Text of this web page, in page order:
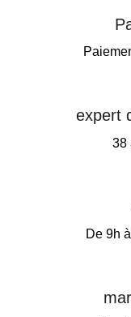
expert
38
De 9h